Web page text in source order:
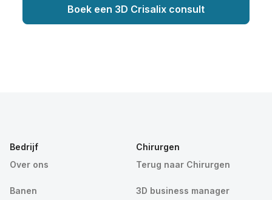
Boek een 3D Crisalix consult
Bedrijf
Over ons
Banen
Chirurgen
Terug naar Chirurgen
3D business manager